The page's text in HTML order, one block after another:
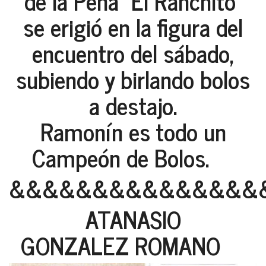
se erigió en la figura del
encuentro del sábado,
subiendo y birlando bolos
a destajo.
Ramonín es todo un
Campeón de Bolos.
ATANASIO
GONZALEZ ROMANO